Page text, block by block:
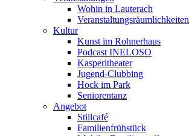
Wohin in Lauterach
Veranstaltungsräumlichkeiten
Kultur
Kunst im Rohnerhaus
Podcast INELOSO
Kasperltheater
Jugend-Clubbing
Hock im Park
Seniorentanz
Angebot
Stillcafé
Familienfrühstück